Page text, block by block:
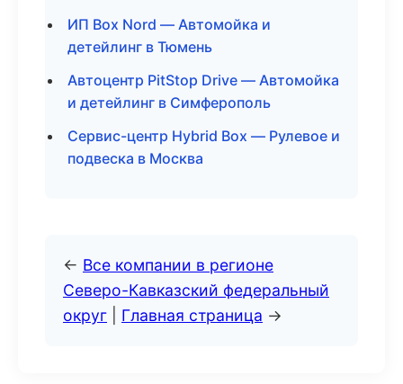
ИП Box Nord — Автомойка и
детейлинг в Тюмень
Автоцентр PitStop Drive — Автомойка
и детейлинг в Симферополь
Сервис-центр Hybrid Box — Рулевое и
подвеска в Москва
← Все компании в регионе
Северо-Кавказский федеральный
округ
Главная страница →